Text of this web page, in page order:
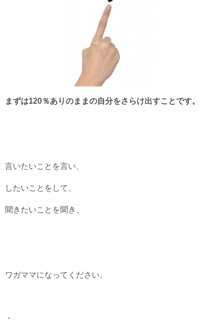
まずは120％ありのままの自分をさらけ出すことです。
言いたいことを言い、
したいことをして、
聞きたいことを聞き、
ワガママになってください。
・